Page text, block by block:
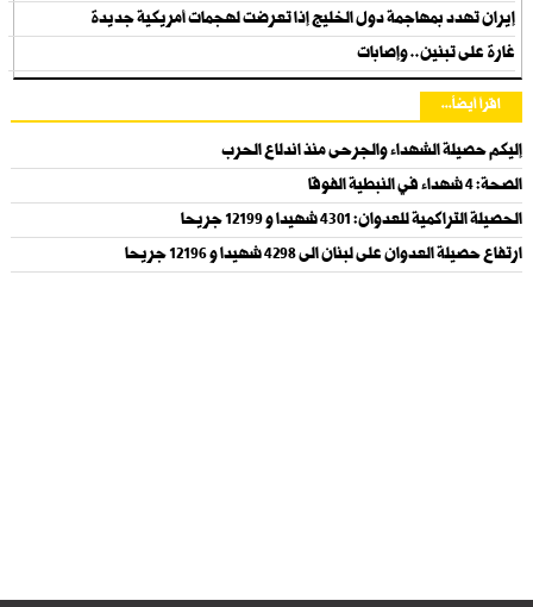
إيران تهدد بمهاجمة دول الخليج إذا تعرضت لهجمات أمريكية جديدة
غارة على تبنين.. وإصابات
اقرأ أيضاً...
إليكم حصيلة الشهداء والجرحى منذ اندلاع الحرب
الصحة: 4 شهداء في النبطية الفوقا
الحصيلة التراكمية للعدوان: 4301 شهيدا و 12199 جريحا
ارتفاع حصيلة العدوان على لبنان الى 4298 شهيدا و 12196 جريحا